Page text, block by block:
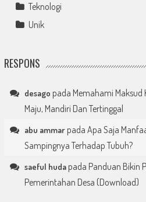
Teknologi
Unik
RESPONS
desago pada Memahami Maksud
Maju, Mandiri Dan Tertinggal
abu ammarpada Apa Saja
Sampingnya Terhadap Tubuh?
saeful hudapada Panduan Bikin
Pemerintahan Desa (Download)